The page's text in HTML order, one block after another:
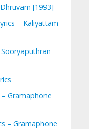
[1993]
– Kaliyattam
Gramaphone
– Gramaphone